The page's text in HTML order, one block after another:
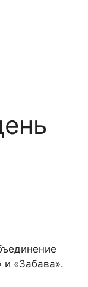
и «Забава».